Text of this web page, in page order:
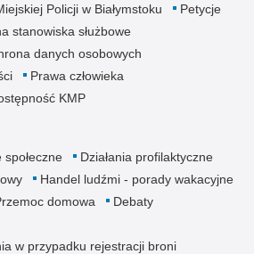
Policji w Białymstoku
Petycje
stanowiska służbowe
danych osobowych
Prawa człowieka
KMP
Działania profilaktyczne
Handel ludźmi - porady wakacyjne
domowa
Debaty
w przypadku rejestracji broni